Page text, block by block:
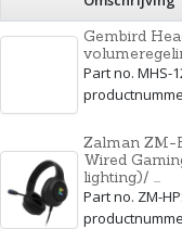
Gembird
Part no. MHS-
Zalman ZM-
Wired
lighting)/ ...
Part no. ZM-